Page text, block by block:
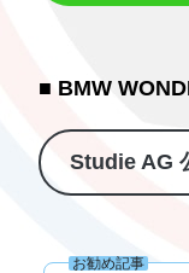
■ BMW
Studie AG
お勧め記事